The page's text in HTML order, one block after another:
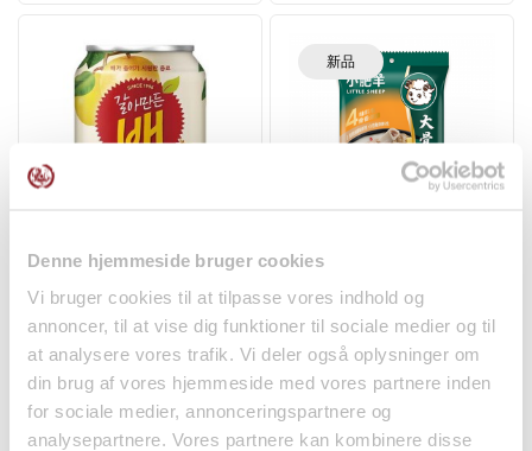
Denne hjemmeside bruger cookies
Vi bruger cookies til at tilpasse vores indhold og
annoncer, til at vise dig funktioner til sociale medier og til
at analysere vores trafik. Vi deler også oplysninger om
din brug af vores hjemmeside med vores partnere inden
for sociale medier, annonceringspartnere og
analysepartnere. Vores partnere kan kombinere disse
Pære Drik 238ml Haitai
饮料
kr16.50
新品
小肥羊火锅汤底‑大骨浓汤
调料
kr45.95